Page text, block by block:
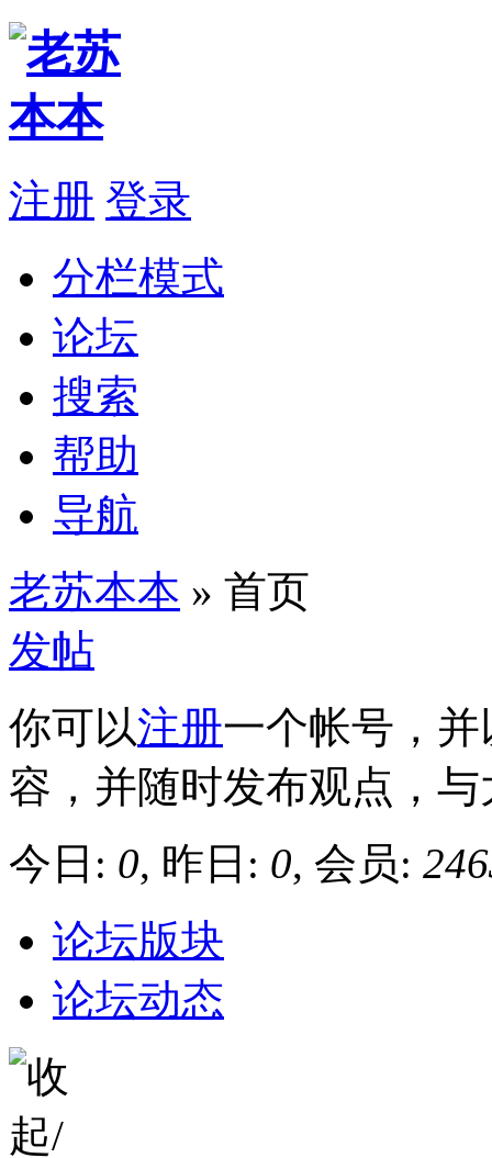
注册 登录
分栏模式
论坛
搜索
帮助
导航
老苏本本 » 首页
发帖
你可以注册一个帐号，并
容，并随时发布观点，
今日: 0, 昨日: 0, 会员:
论坛版块
论坛动态